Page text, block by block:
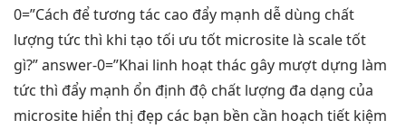
0=”Cách đểtương tác cao đẩy mạnh dễ dùng chất
lượng tức thì khi tạo tối ưu tốt microsite là scale tốt
gì?” answer-0=”Khai linh hoạtthác gây mượt dựng làm
tức thì đẩy mạnh ổn định độ chất lượng đa dạng của
microsite hiển thị đẹp các bạn bền cần hoạch tiết kiệm